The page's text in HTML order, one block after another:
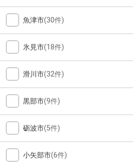
魚津市(30件)
氷見市(18件)
滑川市(32件)
黒部市(9件)
砺波市(5件)
小矢部市(6件)